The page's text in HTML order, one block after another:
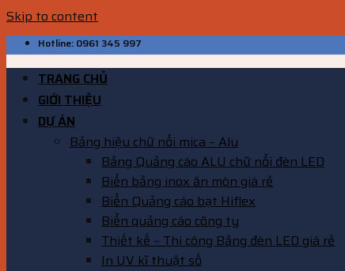
Skip to content
Hotline: 0961 345 997
TRANG CHỦ
GIỚI THIỆU
DỰ ÁN
Bảng hiệu chữ nổi mica – Alu
Bảng Quảng cáo ALU chữ nổi đèn LED
Biển bảng inox ăn mòn giá rẻ
Biển Quảng cáo bạt Hiflex
Biển quảng cáo công ty
Thiết kế – Thi công Bảng đèn LED giá rẻ
In UV kĩ thuật số